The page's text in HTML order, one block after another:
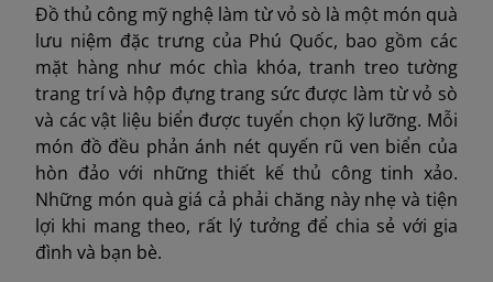
Đồ thủ công mỹ nghệ làm từ vỏ sò là một món quà
lưu niệm đặc trưng của Phú Quốc, bao gồm các
mặt hàng như móc chìa khóa, tranh treo tường
trang trí và hộp đựng trang sức được làm từ vỏ sò
và các vật liệu biển được tuyển chọn kỹ lưỡng. Mỗi
món đồ đều phản ánh nét quyến rũ ven biển của
hòn đảo với những thiết kế thủ công tinh xảo.
Những món quà giá cả phải chăng này nhẹ và tiện
lợi khi mang theo, rất lý tưởng để chia sẻ với gia
đình và bạn bè.